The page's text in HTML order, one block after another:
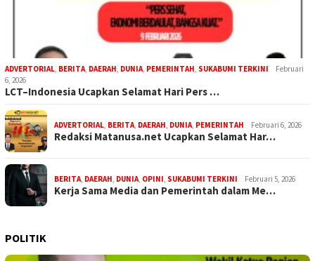
ADVERTORIAL, BERITA, DAERAH, DUNIA, PEMERINTAH, SUKABUMI TERKINI
Februari
6, 2026
LCT–Indonesia Ucapkan Selamat Hari Pers …
ADVERTORIAL, BERITA, DAERAH, DUNIA, PEMERINTAH Februari 6, 2026
Redaksi Matanusa.net Ucapkan Selamat Har…
BERITA, DAERAH, DUNIA, OPINI, SUKABUMI TERKINI Februari 5, 2026
Kerja Sama Media dan Pemerintah dalam Me…
POLITIK